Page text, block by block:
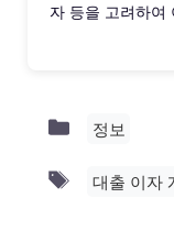
자 등을 고려하여
Categories
정보
Tags
대출 이자